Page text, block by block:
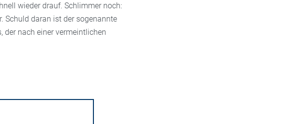
wieder drauf. Schlimmer noch:
Schuld daran ist der sogenannte
der nach einer vermeintlichen